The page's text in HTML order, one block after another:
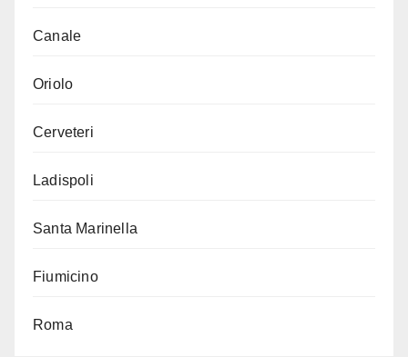
Canale
Oriolo
Cerveteri
Ladispoli
Santa Marinella
Fiumicino
Roma